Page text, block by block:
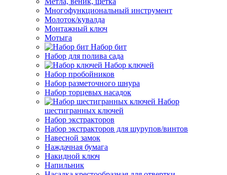
Многофункциональный инструмент
Молоток/кувалда
Монтажный ключ
Мотыга
Набор бит
Набор для полива сада
Набор ключей
Набор пробойников
Набор разметочного шнура
Набор торцевых насадок
Набор
шестигранных ключей
Набор экстракторов
Набор экстракторов для шурупов/винтов
Навесной замок
Наждачная бумага
Накидной ключ
Напильник